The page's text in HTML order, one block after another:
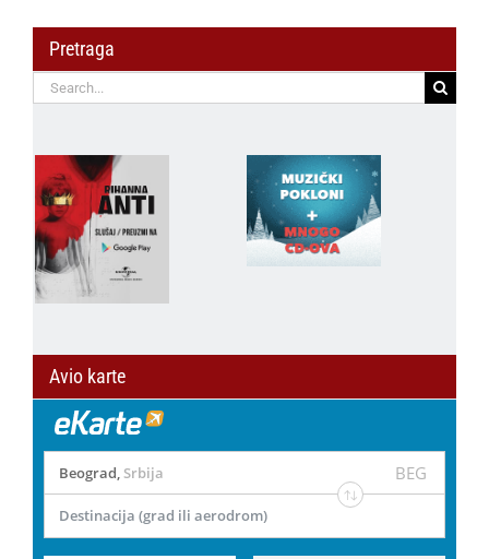
Pretraga
Search
for:
Avio karte
Beograd, Srbija BEG
Destinacija (grad ili aerodrom)